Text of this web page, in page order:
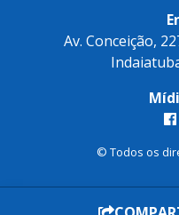
(19) 2516-
Av. Conceição,